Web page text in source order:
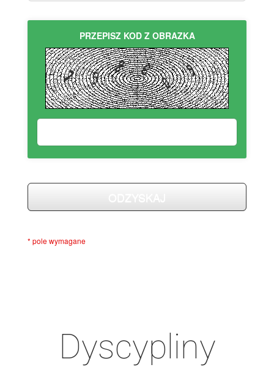
PRZEPISZ KOD Z OBRAZKA
* pole wymagane
Dyscypliny